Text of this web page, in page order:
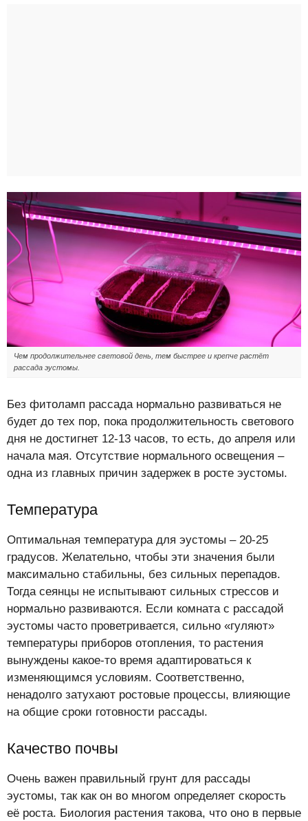
Чем продолжительнее световой день, тем быстрее и крепче растёт
рассада эустомы.
Без фитоламп рассада нормально развиваться не
будет до тех пор, пока продолжительность светового
дня не достигнет 12-13 часов, то есть, до апреля или
начала мая. Отсутствие нормального освещения –
одна из главных причин задержек в росте эустомы.
Температура
Оптимальная температура для эустомы – 20-25
градусов. Желательно, чтобы эти значения были
максимально стабильны, без сильных перепадов.
Тогда сеянцы не испытывают сильных стрессов и
нормально развиваются. Если комната с рассадой
эустомы часто проветривается, сильно «гуляют»
температуры приборов отопления, то растения
вынуждены какое-то время адаптироваться к
изменяющимся условиям. Соответственно,
ненадолго затухают ростовые процессы, влияющие
на общие сроки готовности рассады.
Качество почвы
Очень важен правильный грунт для рассады
эустомы, так как он во многом определяет скорость
её роста. Биология растения такова, что оно в первые